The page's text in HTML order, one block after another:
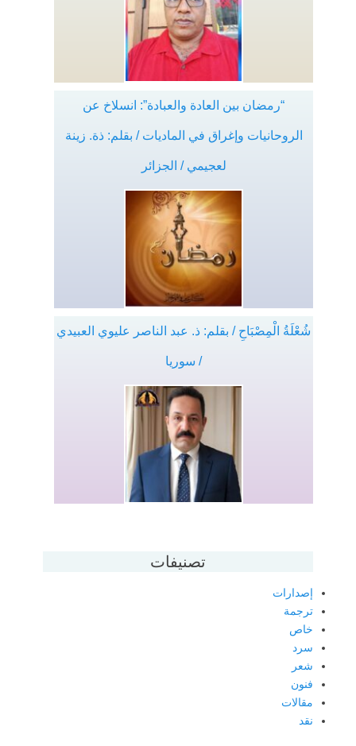
“رمضان بين العادة والعبادة”: انسلاخ عن
الروحانيات وإغراق في الماديات / بقلم: ذة. زينة
لعجيمي / الجزائر
شُعْلَةُ الْمِصْبَاحِ / بقلم: ذ. عبد الناصر عليوي العبيدي
/ سوريا
تصنيفات
إصدارات
ترجمة
خاص
سرد
شعر
فنون
مقالات
نقد